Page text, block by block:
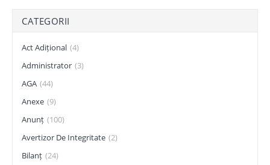
CATEGORII
Act Adițional (4)
Administrator (3)
AGA (44)
Anexe (9)
Anunț (100)
Avertizor De Integritate (2)
Bilanț (24)